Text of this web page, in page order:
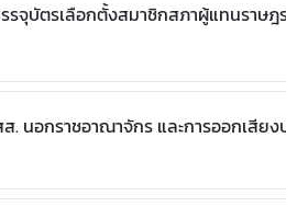
รจุบัตรเลือกตั้งสมาชิกสภาผู้แทนราษ
. นอกราชอาณาจักร และการออกเสีย